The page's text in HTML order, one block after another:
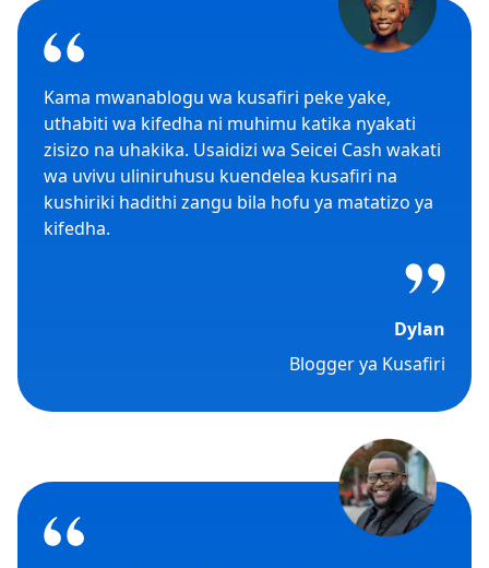
Kama mwanablogu wa kusafiri peke yake,
uthabiti wa kifedha ni muhimu katika nyakati
zisizo na uhakika. Usaidizi wa Seicei Cash wakati
wa uvivu uliniruhusu kuendelea kusafiri na
kushiriki hadithi zangu bila hofu ya matatizo ya
kifedha.
Dylan
Blogger ya Kusafiri